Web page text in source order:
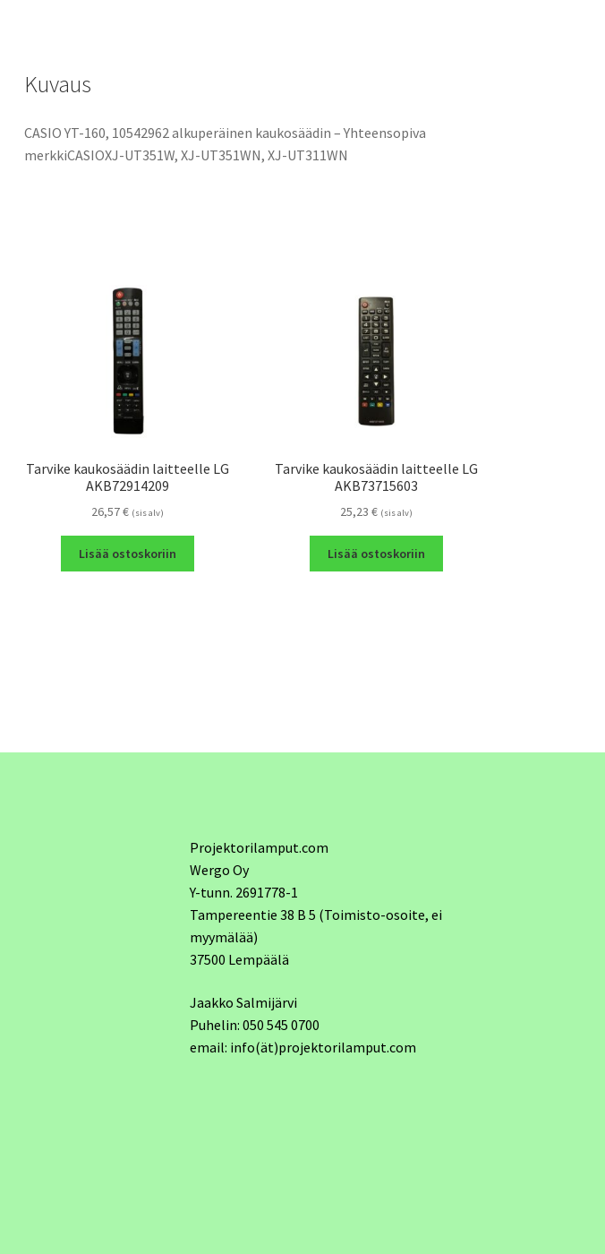
Kuvaus
CASIO YT-160, 10542962 alkuperäinen kaukosäädin – Yhteensopiva
merkkiCASIOXJ-UT351W, XJ-UT351WN, XJ-UT311WN
Tarvike kaukosäädin laitteelle LG
AKB72914209
26,57€ (sis alv)
Lisää ostoskoriin
Tarvike kaukosäädin laitteelle LG
AKB73715603
25,23 € (sis alv)
Lisää ostoskoriin
Projektorilamput.com
Wergo Oy
Y-tunn. 2691778-1
Tampereentie 38 B 5 (Toimisto-osoite, ei
myymälää)
37500 Lempäälä
Jaakko Salmijärvi
Puhelin: 050 545 0700
email: info(ät)projektorilamput.com